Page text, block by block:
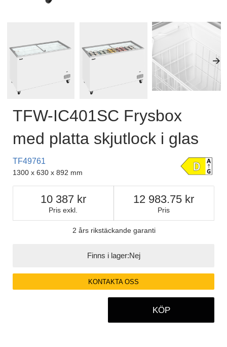
TFW-IC401SC Frysbox
med platta skjutlock i glas
TF49761
1300 x 630 x 892 mm
Pris exkl.
10 387
Pris
12 983.75
2 års rikstäckande garanti
Finns i lager:Nej
KONTAKTA OSS
KÖP